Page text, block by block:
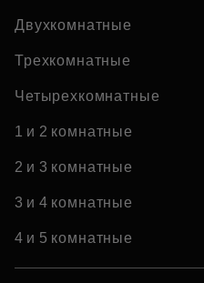
Двухкомнатные
Трехкомнатные
Четырехкомнатные
1 и 2 комнатные
2 и 3 комнатные
3 и 4 комнатные
4 и 5 комнатные